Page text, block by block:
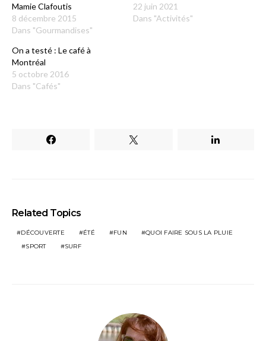
Mamie Clafoutis
8 décembre 2015
Dans "Gourmandises"
22 juin 2021
Dans "Activités"
On a testé : Le café à
Montréal
5 octobre 2016
Dans "Cafés"
Related Topics
DÉCOUVERTE ÉTÉ FUN
QUOI FAIRE SOUS LA PLUIE
SPORT
SURF